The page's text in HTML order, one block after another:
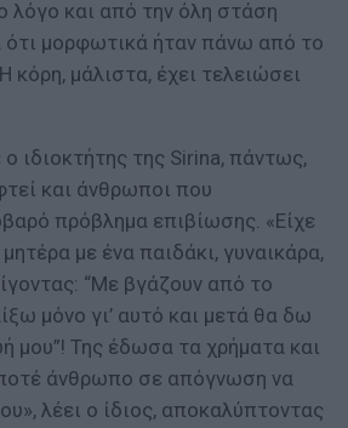
λόγο και από την όλη στάση
ότι μορφωτικά ήταν πάνω από το
κόρη, μάλιστα, έχει τελειώσει
ιδιοκτήτης της Sirina, πάντως,
και άνθρωποι που
πρόβλημα επιβίωσης. «Είχε
μητέρα με ένα παιδάκι, γυναικάρα,
“Με βγάζουν από το
μόνο γι’ αυτό και μετά θα δω
μου”! Της έδωσα τα χρήματα και
άνθρωπο σε απόγνωση να
λέει ο ίδιος, αποκαλύπτοντας